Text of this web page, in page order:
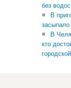
без
В
В
кто